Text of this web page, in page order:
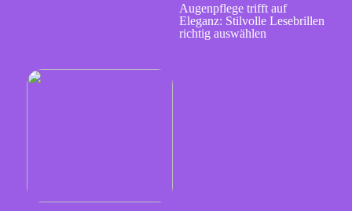
Augenpflege trifft auf
Eleganz: Stilvolle Lesebrillen
richtig auswählen